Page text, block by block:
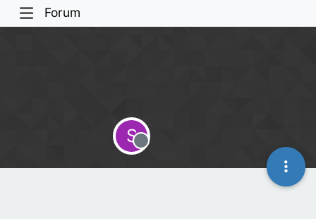
Forum
S
Offline